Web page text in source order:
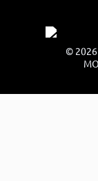
© 2026